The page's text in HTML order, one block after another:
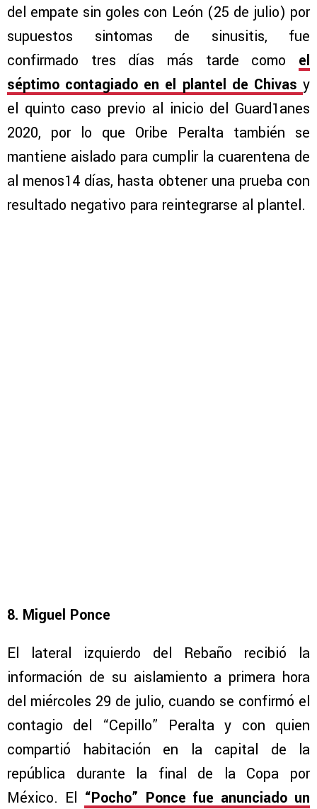
del empate sin goles con León (25 de julio) por
supuestos sintomas de sinusitis, fue
confirmado tres días más tarde como el
séptimo contagiado en el plantel de Chivas y
el quinto caso previo al inicio del Guard1anes
2020, por lo que Oribe Peralta también se
mantiene aislado para cumplir la cuarentena de
al menos14 días, hasta obtener una prueba con
resultado negativo para reintegrarse al plantel.
8. Miguel Ponce
El lateral izquierdo del Rebaño recibió la
información de su aislamiento a primera hora
del miércoles 29 de julio, cuando se confirmó el
contagio del “Cepillo” Peralta y con quien
compartió habitación en la capital de la
república durante la final de la Copa por
México. El “Pocho” Ponce fue anunciado un